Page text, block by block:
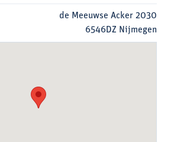
de Meeuwse Acker 2030
6546DZ Nijmegen